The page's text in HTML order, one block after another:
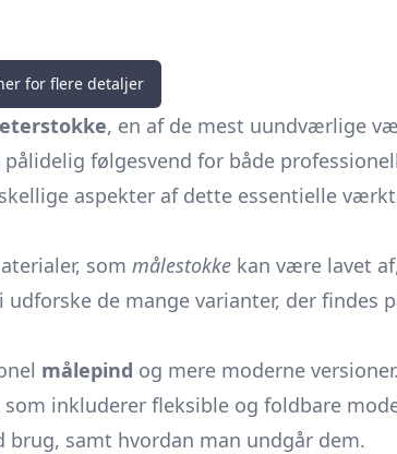
for flere detaljer
, en af de mest uundværlige
følgesvend for både
aspekter af dette essentielle
som målestokke kan være lavet
de mange varianter, der findes
målepind og mere moderne versioner.
inkluderer fleksible og foldbare
brug, samt hvordan man undgår dem.